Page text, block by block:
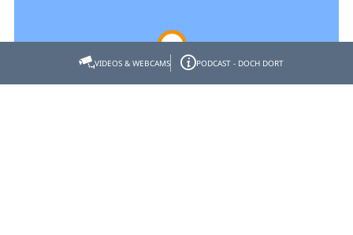
VIDEOS & WEBCAMS PODCAST - DOCH DORT